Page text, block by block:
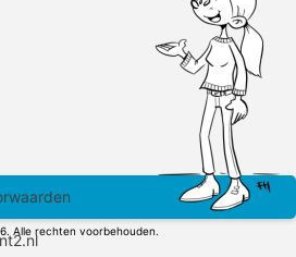
Alle rechten voorbehouden.